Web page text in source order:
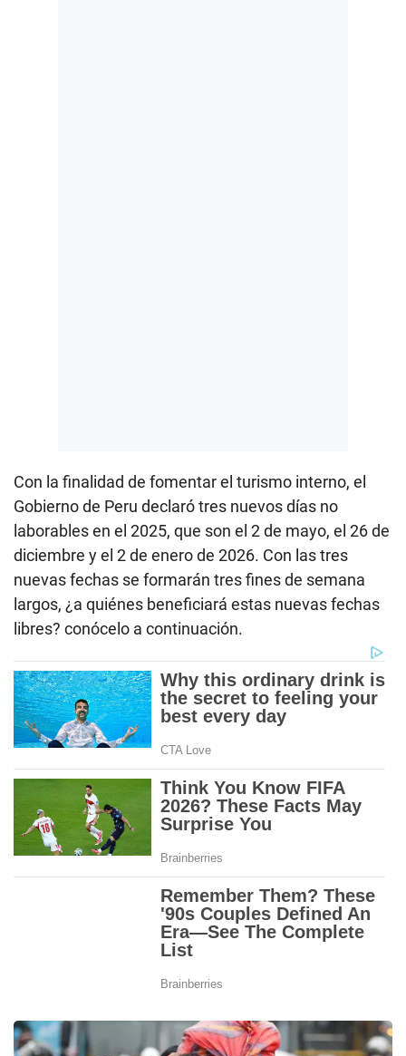
Con la finalidad de fomentar el turismo interno, el
Gobierno de Peru declaró tres nuevos días no
laborables en el 2025, que son el 2 de mayo, el 26 de
diciembre y el 2 de enero de 2026. Con lastres
nuevas fechas se formarán tres fines de semana
largos, ¿a quiénes beneficiará estas nuevas fechas
libres? conócelo a continuación.